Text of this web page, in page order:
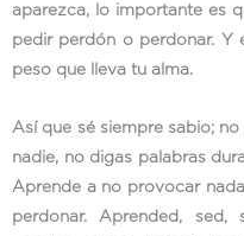
aparezca, lo importante es
pedir perdón o perdonar. Y
peso que lleva tu alma.
Así que sé siempre sabio;
nadie, no digas palabras
Aprende a no provocar
perdonar. Aprended,